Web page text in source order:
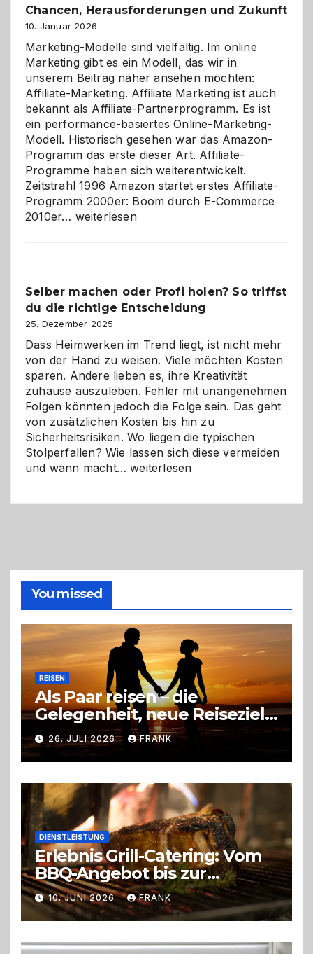
Chancen, Herausforderungen und Zukunft
10. Januar 2026
Marketing-Modelle sind vielfältig. Im online
Marketing gibt es ein Modell, das wir in
unserem Beitrag näher ansehen möchten:
Affiliate-Marketing. Affiliate Marketing ist auch
bekannt als Affiliate-Partnerprogramm. Es ist
ein performance-basiertes Online-Marketing-
Modell. Historisch gesehen war das Amazon-
Programm das erste dieser Art. Affiliate-
Programme haben sich weiterentwickelt.
Zeitstrahl 1996 Amazon startet erstes Affiliate-
Programm 2000er: Boom durch E-Commerce
2010er… Affiliate-
Herausforderungen
und
Zukunft
weiterlesen
Selber machen oder Profi holen? So triffst
du die richtige Entscheidung
25. Dezember 2025
Dass Heimwerken im Trend liegt, ist nicht mehr
von der Hand zu weisen. Viele möchten Kosten
sparen. Andere lieben es, ihre Kreativität
zuhause auszuleben. Fehler mit unangenehmen
Folgen könnten jedoch die Folge sein. Das geht
von zusätzlichen Kosten bis hin zu
Sicherheitsrisiken. Wo liegen die typischen
Stolperfallen? Wie lassen sich diese vermeiden
und wann macht…Selber
richtige
Entscheidung
weiterlesen
You missed
REISEN
Als Paar reisen – die
Gelegenheit, neue Reiseziele
zu entdecken
26. JULI 2026 FRANK
DIENSTLEISTUNG
Erlebnis Grill-Catering: Vom
BBQ-Angebot bis zur
perfekten Eventorganisation
Trend zu Outdoor-Events,
Erlebnisgastronomie und
Live-Cooking
10. JUNI 2026 FRANK